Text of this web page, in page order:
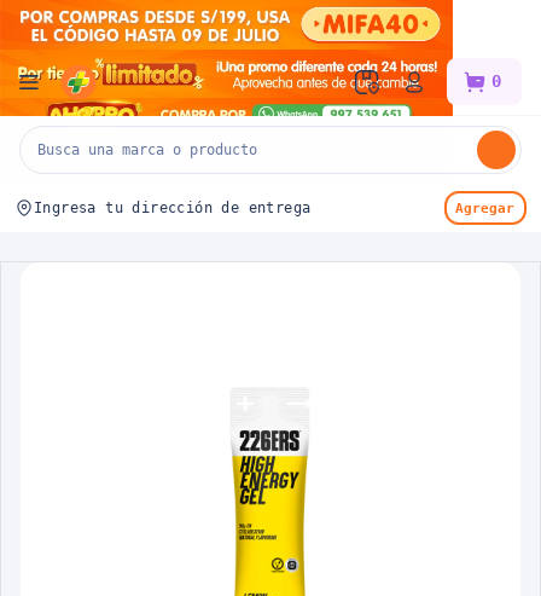
Mifarma 0
Ingresa tu dirección de entrega Agregar